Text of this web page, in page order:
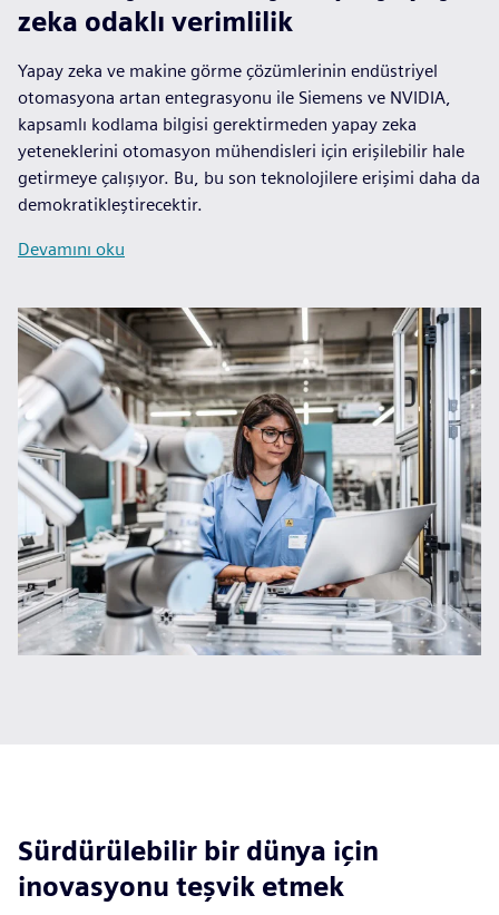
zeka odaklı verimlilik
Yapay zeka ve makine görme çözümlerinin endüstriyel
otomasyona artan entegrasyonu ile Siemens ve NVIDIA,
kapsamlı kodlama bilgisi gerektirmeden yapay zeka
yeteneklerini otomasyon mühendisleri için erişilebilir hale
getirmeye çalışıyor. Bu, bu son teknolojilere erişimi daha da
demokratikleştirecektir.
Devamını oku
Sürdürülebilir bir dünya için
inovasyonu teşvik etmek